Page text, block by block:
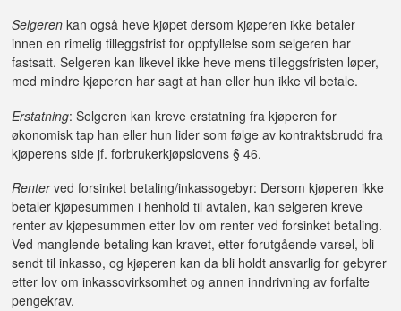
Selgeren kan også heve kjøpet dersom kjøperen ikke betaler
innen en rimelig tilleggsfrist for oppfyllelse som selgeren har
fastsatt. Selgeren kan likevel ikke heve mens tilleggsfristen løper,
med mindre kjøperen har sagt at han eller hun ikke vil betale.
Erstatning: Selgeren kan kreve erstatning fra kjøperen for
økonomisk tap han eller hun lider som følge av kontraktsbrudd fra
kjøperens side jf. forbrukerkjøpslovens § 46.
Renterved forsinket betaling/inkassogebyr: Dersom kjøperen ikke
betaler kjøpesummen i henhold til avtalen, kan selgeren kreve
renter av kjøpesummen etter lov om renter ved forsinket betaling.
Ved manglende betaling kan kravet, etter forutgående varsel, bli
sendt til inkasso, og kjøperen kan da bli holdt ansvarlig for gebyrer
etter lov om inkassovirksomhet og annen inndrivning av forfalte
pengekrav.